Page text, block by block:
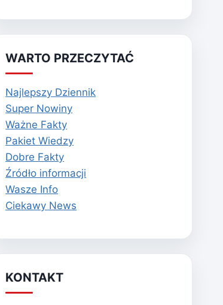
WARTO PRZECZYTAĆ
Najlepszy Dziennik
Super Nowiny
Ważne Fakty
Pakiet Wiedzy
Dobre Fakty
Źródło informacji
Wasze Info
Ciekawy News
KONTAKT